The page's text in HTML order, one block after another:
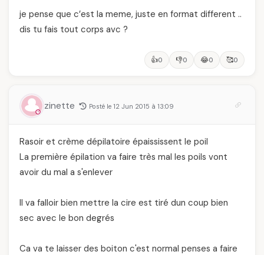
je pense que c’est la meme, juste en format different ..
dis tu fais tout corps avc ?
👍0 👎0 😂0 🥰0
zinette Posté le 12 Jun 2015 à 13:09
Rasoir et crème dépilatoire épaississent le poil
La première épilation va faire très mal les poils vont
avoir du mal a s'enlever
Il va falloir bien mettre la cire est tiré dun coup bien
sec avec le bon degrés
Ca va te laisser des boiton c'est normal penses a faire